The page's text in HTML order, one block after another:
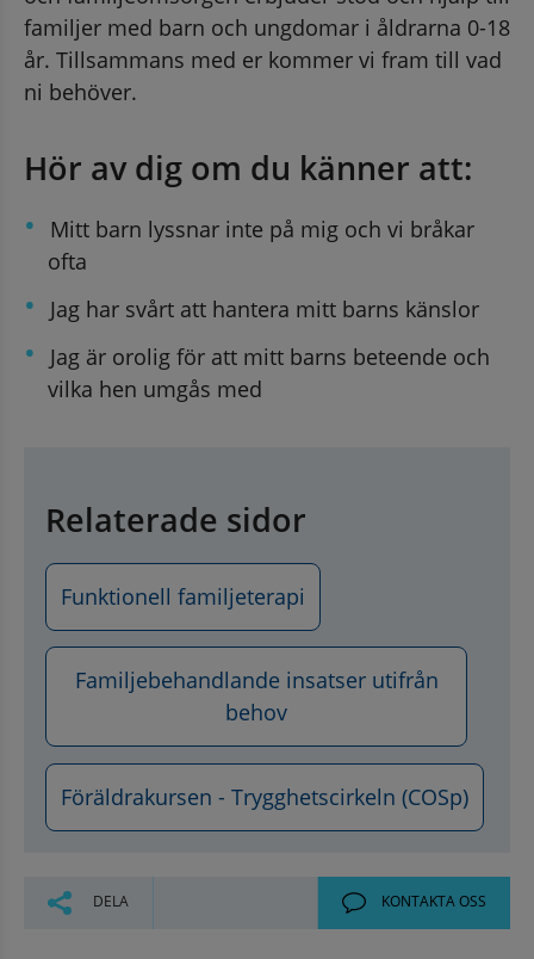
familjer med barn och ungdomar i åldrarna 0-18
år. Tillsammans med er kommer vi fram till vad
ni behöver.
Hör av dig om du känner att:
Mitt barn lyssnar inte på mig och vi bråkar
ofta
Jag har svårt att hantera mitt barns känslor
Jag är orolig för att mitt barns beteende och
vilka hen umgås med
Relaterade sidor
Funktionell familjeterapi
Familjebehandlande insatser utifrån
behov
Föräldrakursen - Trygghetscirkeln (COSp)
DELA KONTAKTA OSS